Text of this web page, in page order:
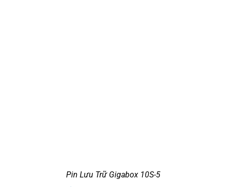
Pin Lưu Trữ Gigabox 10S-5